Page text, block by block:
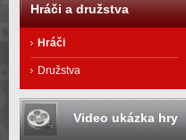
Hráči a družstva
Hráči
Družstva
Video ukázka hry